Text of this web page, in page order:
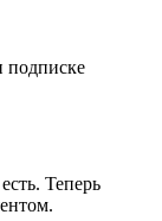
подписке
Теперь